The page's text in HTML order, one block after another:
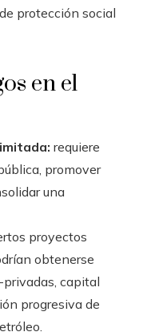
protección social
en el
requiere
promover
una
proyectos
obtenerse
capital
progresiva de